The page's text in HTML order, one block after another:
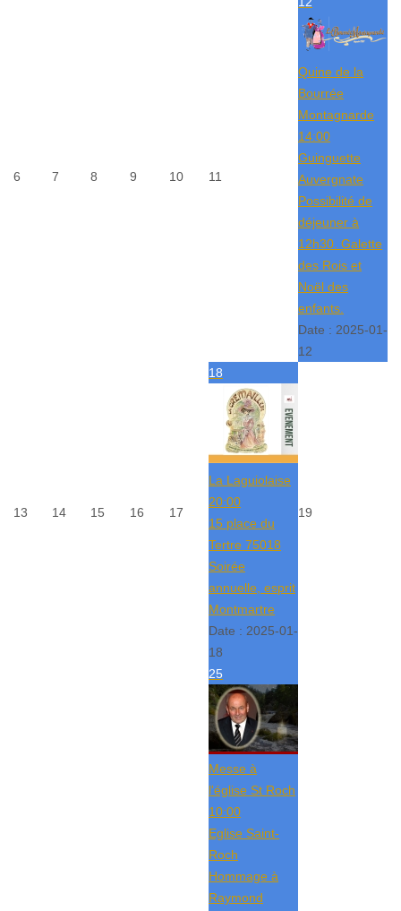
6 7 8 9 10 11
Quine de la
Bourrée
Montagnarde
14:00
Guinguette
Auvergnate
Possibilité de
déjeuner à
12h30. Galette
des Rois et
Noël des
enfants.
Date : 2025-01-
12
13 14 15 16 17
18
La Laguiolaise
20:00
15 place du
Tertre 75018
Soirée
annuelle, esprit
Montmartre
Date : 2025-01-
18
19
25
Messe à
l'église St Roch
10:00
Eglise Saint-
Roch
Hommage à
Raymond